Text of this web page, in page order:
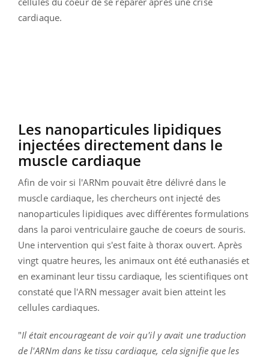
cardiaque.
Les nanoparticules lipidiques
injectées directement dans le
muscle cardiaque
Afin de voir si l'ARNm pouvait être délivré dans le
muscle cardiaque, les chercheurs ont injecté des
nanoparticules lipidiques avec différentes formulations
dans la paroi ventriculaire gauche de coeurs de souris.
Une intervention qui s'est faite à thorax ouvert. Après
vingt quatre heures, les animaux ont été euthanasiés et
en examinant leur tissu cardiaque, les scientifiques ont
constaté que l'ARN messager avait bien atteint les
cellules cardiaques.
"Il était encourageant de voir qu'il y avait une traduction
de l'ARNm dans ke tissu cardiaque, cela signifie que les